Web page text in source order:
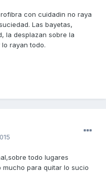
con cuidadin no raya
Las bayetas,
la desplazan sobre la
rayan todo.
todo lugares
para quitar lo sucio